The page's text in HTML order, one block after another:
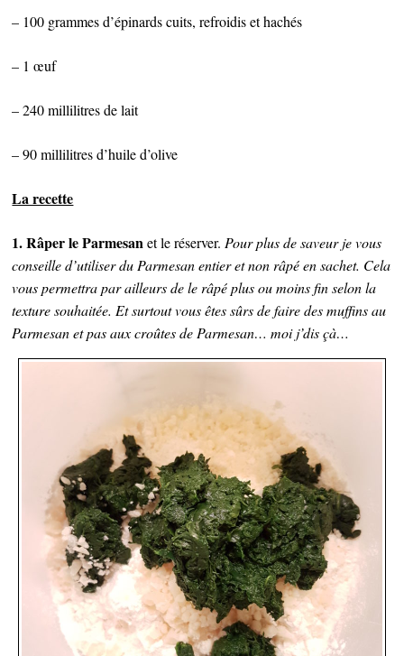
– 100 grammes d’épinards cuits, refroidis et hachés
– 1 œuf
– 240 millilitres de lait
– 90 millilitres d’huile d’olive
La recette
1. Râper le Parmesan et le réserver. Pour plus de saveur je vous
conseille d’utiliser du Parmesan entier et non râpé en sachet. Cela
vous permettra par ailleurs de le râpé plus ou moins fin selon la
texture souhaitée. Et surtout vous êtes sûrs de faire des muffins au
Parmesan et pas aux croûtes de Parmesan… moi j’dis çà…